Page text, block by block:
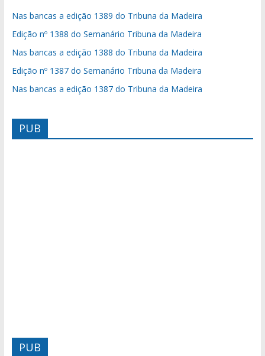
Nas bancas a edição 1389 do Tribuna da Madeira
Edição nº 1388 do Semanário Tribuna da Madeira
Nas bancas a edição 1388 do Tribuna da Madeira
Edição nº 1387 do Semanário Tribuna da Madeira
Nas bancas a edição 1387 do Tribuna da Madeira
PUB
PUB